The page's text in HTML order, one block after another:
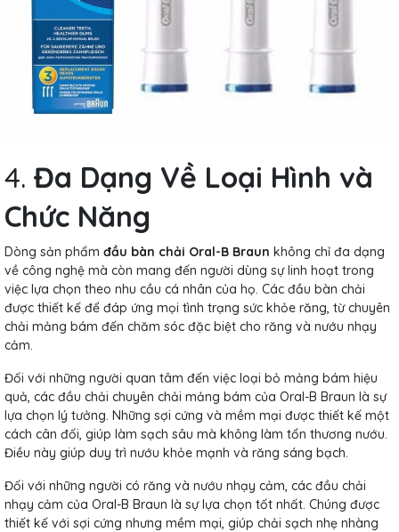
4. Đa Dạng Về Loại Hình và
Chức Năng
Dòng sản phẩm đầu bàn chải Oral-B Braun không chỉ đa dạng
về công nghệ mà còn mang đến người dùng sự linh hoạt trong
việc lựa chọn theo nhu cầu cá nhân của họ. Các đầu bàn chải
được thiết kế để đáp ứng mọi tình trạng sức khỏe răng, từ chuyên
chải mảng bám đến chăm sóc đặc biệt cho răng và nướu nhạy
cảm.
Đối với những người quan tâm đến việc loại bỏ mảng bám hiệu
quả, các đầu chải chuyên chải mảng bám của Oral-B Braun là sự
lựa chọn lý tưởng. Những sợi cứng và mềm mại được thiết kế một
cách cân đối, giúp làm sạch sâu mà không làm tổn thương nướu.
Điều này giúp duy trì nướu khỏe mạnh và răng sáng bạch.
Đối với những người có răng và nướu nhạy cảm, các đầu chải
nhạy cảm của Oral-B Braun là sự lựa chọn tốt nhất. Chúng được
thiết kế với sợi cứng nhưng mềm mại, giúp chải sạch nhẹ nhàng